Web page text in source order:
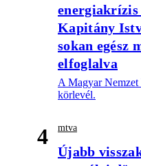
energiakrízis
Kapitány
sokan egész
elfoglalva
A Magyar
körlevél.
4 mtva
Újabb